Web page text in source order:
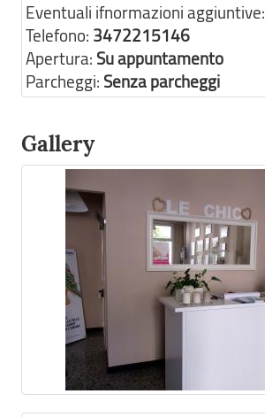
Eventuali ifnormazioni aggiuntive:
Telefono: 3472215146
Apertura: Su appuntamento
Parcheggi: Senza parcheggi
Gallery